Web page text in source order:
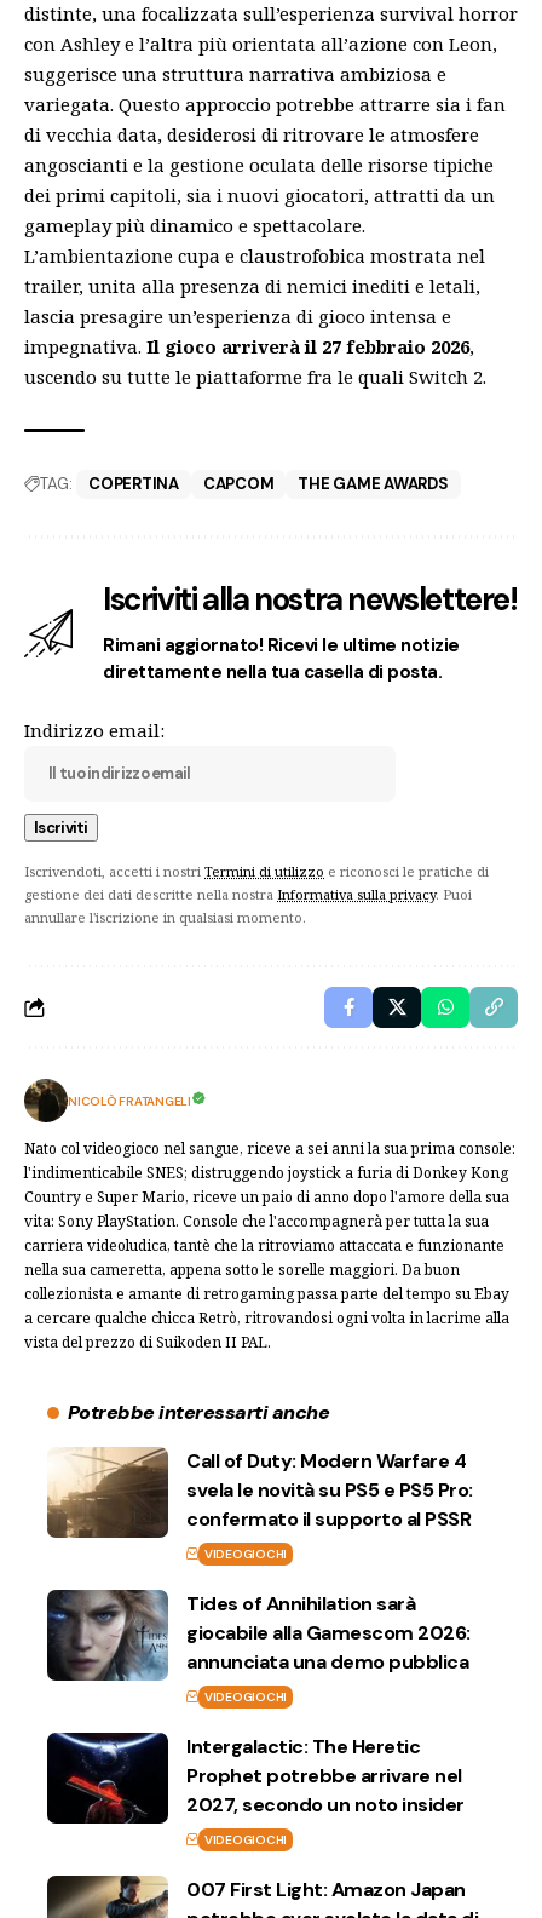
distinte, una focalizzata sull’esperienza survival horror
con Ashley e l’altra più orientata all’azione con Leon,
suggerisce una struttura narrativa ambiziosa e
variegata. Questo approccio potrebbe attrarre sia i fan
di vecchia data, desiderosi di ritrovare le atmosfere
angoscianti e la gestione oculata delle risorse tipiche
dei primi capitoli, sia i nuovi giocatori, attratti da un
gameplay più dinamico e spettacolare.
L’ambientazione cupa e claustrofobica mostrata nel
trailer, unita alla presenza di nemici inediti e letali,
lascia presagire un’esperienza di gioco intensa e
impegnativa. Il gioco arriverà il 27 febbraio 2026,
uscendo su tutte le piattaforme fra le quali Switch 2.
TAG: COPERTINA CAPCOM THE GAME AWARDS
Iscriviti alla nostra newslettere!
Rimani aggiornato! Ricevi le ultime notizie
direttamente nella tua casella di posta.
Indirizzo email:
Iscrivendoti, accetti i nostri Termini di utilizzo e riconosci le pratiche di
gestione dei dati descritte nella nostra Informativa sulla privacy. Puoi
annullare l'iscrizione in qualsiasi momento.
NICOLÒ FRATANGELI
Nato col videogioco nel sangue, riceve a sei anni la sua prima console:
l'indimenticabile SNES; distruggendo joystick a furia di Donkey Kong
Country e Super Mario, riceve un paio di anno dopo l'amore della sua
vita: Sony PlayStation. Console che l'accompagnerà per tutta la sua
carriera videoludica, tantè che la ritroviamo attaccata e funzionante
nella sua cameretta, appena sotto le sorelle maggiori. Da buon
collezionista e amante di retrogaming passa parte del tempo su Ebay
a cercare qualche chicca Retrò, ritrovandosi ogni volta in lacrime alla
vista del prezzo di Suikoden II PAL.
Potrebbe interessarti anche
Call of Duty: Modern Warfare 4
svela le novità su PS5 e PS5 Pro:
confermato il supporto al PSSR
VIDEOGIOCHI
Tides of Annihilation sarà
giocabile alla Gamescom 2026:
annunciata una demo pubblica
VIDEOGIOCHI
Intergalactic: The Heretic
Prophet potrebbe arrivare nel
2027, secondo un noto insider
VIDEOGIOCHI
007 First Light: Amazon Japan